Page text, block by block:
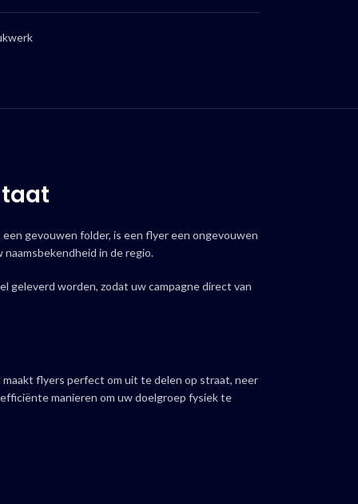
gevouwen folder, is een flyer een ongevouwen
in de regio.
geleverd worden, zodat uw campagne direct van
flyers perfect om uit te delen op straat, neer
manieren om uw doelgroep fysiek te